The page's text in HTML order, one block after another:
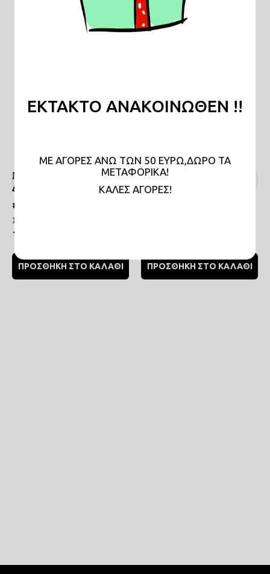
Σχετικά Προϊόντα
Μαξιλάρι Τετράγωνο
Διαβάστηκε
#PWG036
Σε απόθεμα
17,00€
ΠΡΟΣΘΗΚΗ ΣΤΟ ΚΑΛΑΘΙ
Μαξιλάρι Μπέιμπι yoga
ΠΡΟΣΘΗΚΗ ΣΤΟ ΚΑΛΑΘΙ
ΕΚΤΑΚΤΟ ΑΝΑΚΟΙΝΩΘΕΝ !!
ΜΕ ΑΓΟΡΕΣ ΑΝΩ ΤΩΝ 50 ΕΥΡΩ,ΔΩΡΟ ΤΑ
ΜΕΤΑΦΟΡΙΚΑ!
KAΛΕΣ ΑΓΟΡΕΣ!